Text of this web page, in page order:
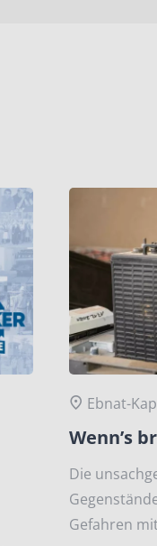
Ebnat-
Wenn’s
Die
Gefahren